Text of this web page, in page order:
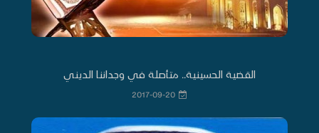
القضية الحسينية.. متأصلة في وجداننا الديني
2017-09-20